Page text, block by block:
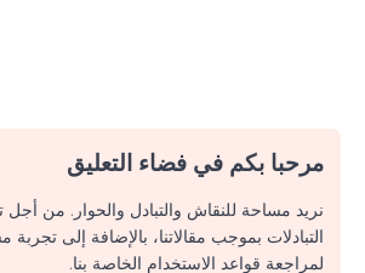
مرحبا بكم في فضاء التعليق
نريد مساحة للنقاش والتبادل والحوار. من
التبادلات بموجب مقالاتنا، بالإضافة إلى
لمراجعة قواعد الاستخدام الخاصة بنا.